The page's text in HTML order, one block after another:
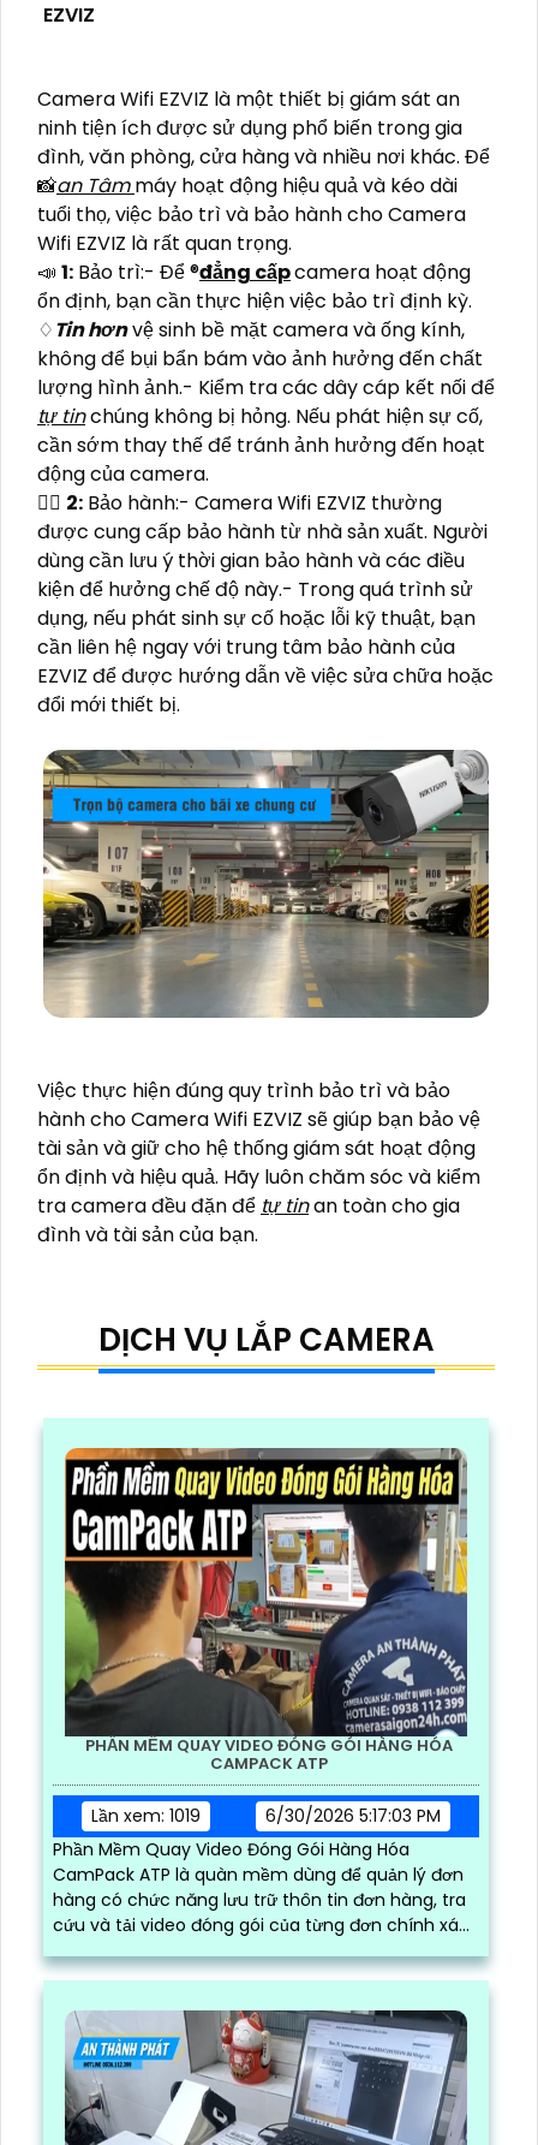
EZVIZ
Camera Wifi EZVIZ là một thiết bị giám sát an
ninh tiện ích được sử dụng phổ biến trong gia
đình, văn phòng, cửa hàng và nhiều nơi khác. Để
📸an Tâmmáy hoạt động hiệu quả và kéo dài
tuổi thọ, việc bảo trì và bảo hành cho Camera
Wifi EZVIZ là rất quan trọng.
📣 1: Bảo trì:- Để ®️đẳng cấpcamera hoạt động
ổn định, bạn cần thực hiện việc bảo trì định kỳ.
♢Tin hơnvệ sinh bề mặt camera và ống kính,
không để bụi bẩn bám vào ảnh hưởng đến chất
lượng hình ảnh.- Kiểm tra các dây cáp kết nối để
tự tinchúng không bị hỏng. Nếu phát hiện sự cố,
cần sớm thay thế để tránh ảnh hưởng đến hoạt
động của camera.
🙆‍♀️ 2: Bảo hành:- Camera Wifi EZVIZ thường
được cung cấp bảo hành từ nhà sản xuất. Người
dùng cần lưu ý thời gian bảo hành và các điều
kiện để hưởng chế độ này.- Trong quá trình sử
dụng, nếu phát sinh sự cố hoặc lỗi kỹ thuật, bạn
cần liên hệ ngay với trung tâm bảo hành của
EZVIZ để được hướng dẫn về việc sửa chữa hoặc
đổi mới thiết bị.
Việc thực hiện đúng quy trình bảo trì và bảo
hành cho Camera Wifi EZVIZ sẽ giúp bạn bảo vệ
tài sản và giữ cho hệ thống giám sát hoạt động
ổn định và hiệu quả. Hãy luôn chăm sóc và kiểm
tra camera đều đặn để tự tinan toàn cho gia
đình và tài sản của bạn.
DỊCH VỤ LẮP CAMERA
PHẦN MỀM QUAY VIDEO ĐÓNG GÓI HÀNG HÓA
CAMPACK ATP
Lần xem: 1019
6/30/2026 5:17:03 PM
Phần Mềm Quay Video Đóng Gói Hàng Hóa
CamPack ATP là quàn mềm dùng để quản lý đơn
hàng có chức năng lưu trữ thôn tin đơn hàng, tra
cứu và tải video đóng gói của từng đơn chính xác